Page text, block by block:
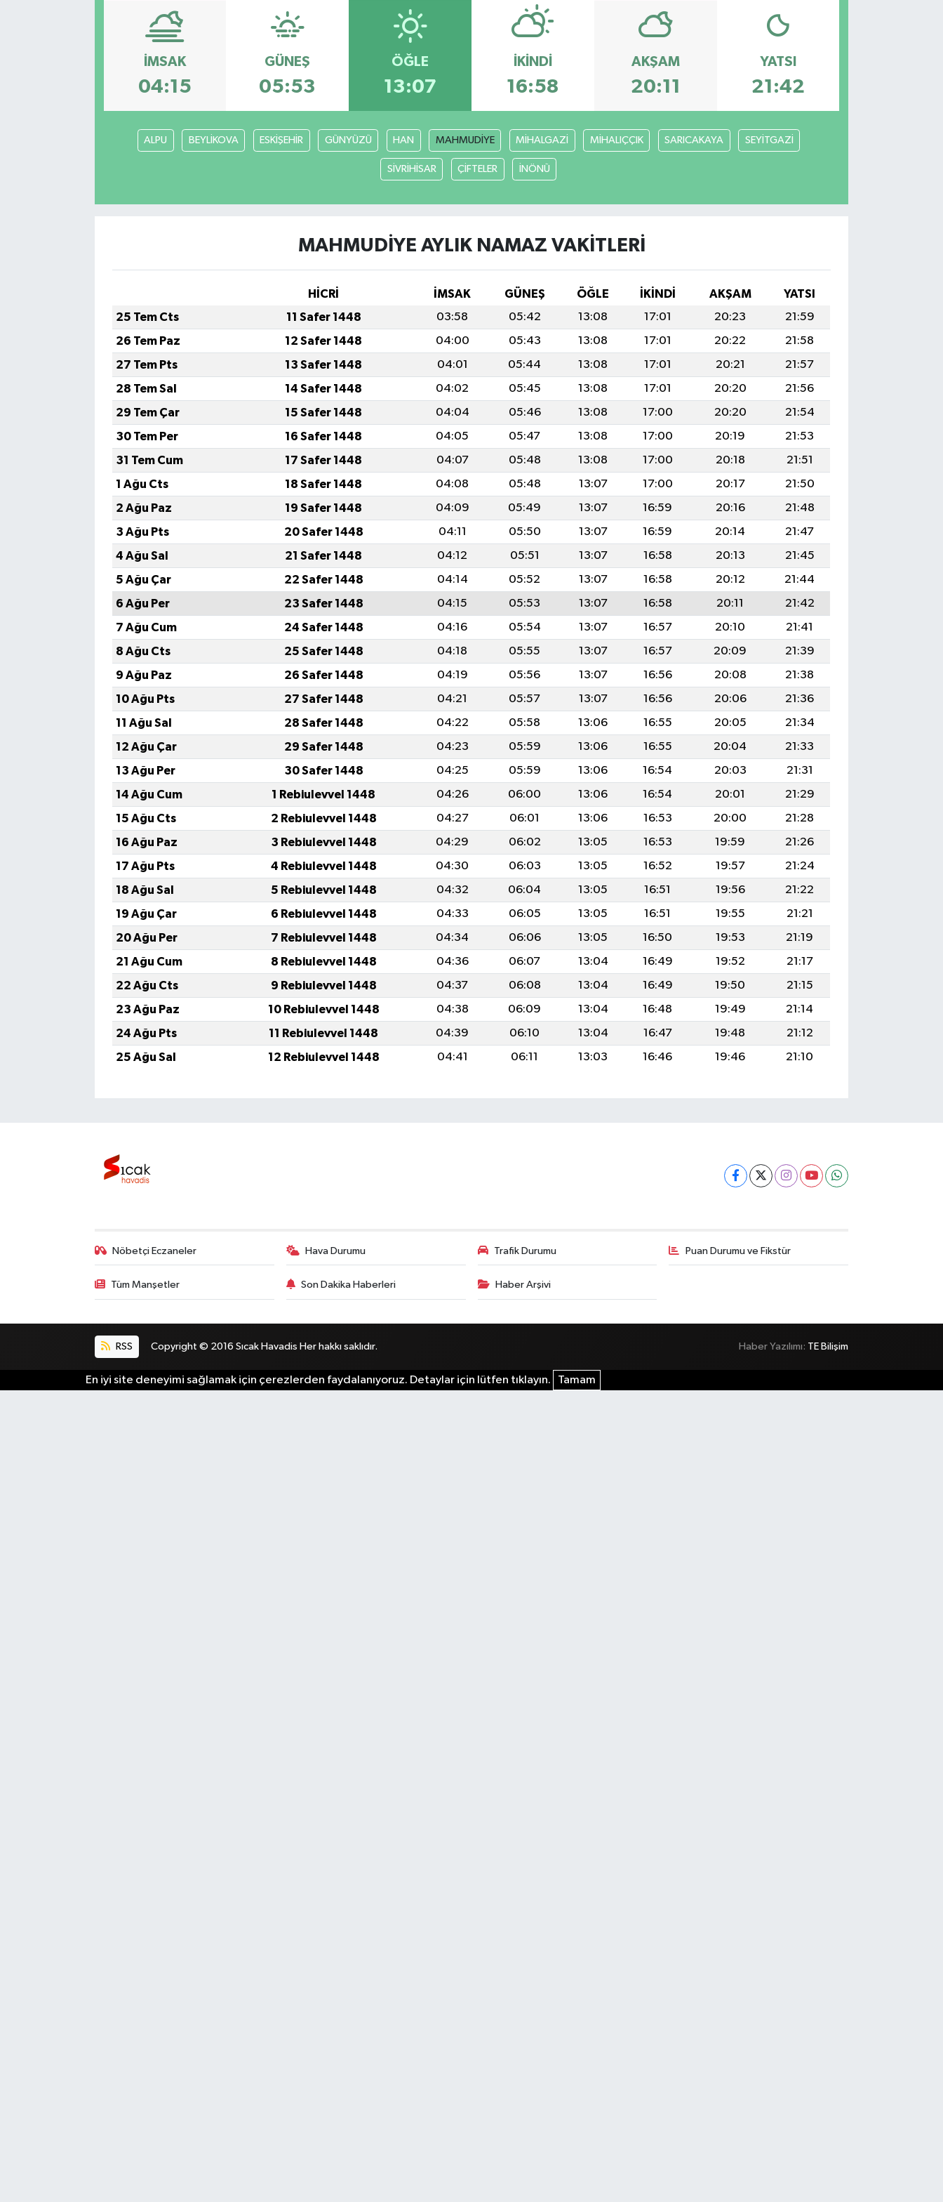
İMSAK
04:15
GÜNEŞ
05:53
ÖĞLE
13:07
İKINDI
16:58
AKŞAM
20:11
YATSI
21:42
ALPU BEYLİKOVA ESKİŞEHİR GÜNYÜZÜ HAN MAHMUDİYE MİHALGAZİ MİHALIÇÇIK SARICAKAYA SEYİTGAZİ
SİVRİHİSAR ÇİFTELER İNÖNÜ
MAHMUDİYE AYLIK NAMAZ VAKITLERI
HİCRİ İMSAK GÜNEŞ ÖĞLE İKINDI AKŞAM
YATSI
25 Tem Cts
11 Safer 1448 03:58 05:42 13:08 17:01 20:23
21:59
26 Tem Paz
12 Safer 1448 04:00 05:43 13:08 17:01 20:22
21:58
27 Tem Pts
13 Safer 1448 04:01 05:44 13:08 17:01 20:21
21:57
28 Tem Sal
14 Safer 1448 04:02 05:45 13:08 17:01 20:20
21:56
29 Tem Çar
15 Safer 1448 04:04 05:46 13:08 17:00 20:20
21:54
30 Tem Per
16 Safer 1448 04:05 05:47 13:08 17:00 20:19
21:53
31 Tem Cum
17 Safer 1448 04:07 05:48 13:08 17:00 20:18
21:51
1 Ağu Cts
18 Safer 1448 04:08 05:48 13:07 17:00 20:17
21:50
2 Ağu Paz
19 Safer 1448 04:09 05:49 13:07 16:59 20:16
21:48
3 Ağu Pts
20 Safer 1448 04:11 05:50 13:07 16:59 20:14
21:47
4 Ağu Sal
21 Safer 1448 04:12 05:51 13:07 16:58 20:13
21:45
5 Ağu Çar
22 Safer 1448 04:14 05:52 13:07 16:58 20:12
21:44
6 Ağu Per
23 Safer 1448 04:15 05:53 13:07 16:58 20:11
21:42
7 Ağu Cum
24 Safer 1448 04:16 05:54 13:07 16:57 20:10
21:41
8 Ağu Cts
25 Safer 1448 04:18 05:55 13:07 16:57 20:09
21:39
9 Ağu Paz
26 Safer 1448 04:19 05:56 13:07 16:56 20:08
21:38
10 Ağu Pts
27 Safer 1448 04:21 05:57 13:07 16:56 20:06
21:36
11 Ağu Sal
28 Safer 1448 04:22 05:58 13:06 16:55 20:05
21:34
12 Ağu Çar
29 Safer 1448 04:23 05:59 13:06 16:55 20:04
21:33
13 Ağu Per
30 Safer 1448 04:25 05:59 13:06 16:54 20:03
21:31
14 Ağu Cum
1 Rebiulevvel 1448 04:26 06:00 13:06 16:54 20:01
21:29
15 Ağu Cts
2 Rebiulevvel 1448 04:27 06:01 13:06 16:53 20:00
21:28
16 Ağu Paz
3 Rebiulevvel 1448 04:29 06:02 13:05 16:53 19:59
21:26
17 Ağu Pts
4 Rebiulevvel 1448 04:30 06:03 13:05 16:52 19:57
21:24
18 Ağu Sal
5 Rebiulevvel 1448 04:32 06:04 13:05 16:51 19:56
21:22
19 Ağu Çar
6 Rebiulevvel 1448 04:33 06:05 13:05 16:51 19:55
21:21
20 Ağu Per
7 Rebiulevvel 1448 04:34 06:06 13:05 16:50 19:53
21:19
21 Ağu Cum
8 Rebiulevvel 1448 04:36 06:07 13:04 16:49 19:52
21:17
22 Ağu Cts
9 Rebiulevvel 1448 04:37 06:08 13:04 16:49 19:50
21:15
23 Ağu Paz
10 Rebiulevvel 1448 04:38 06:09 13:04 16:48 19:49
21:14
24 Ağu Pts
11 Rebiulevvel 1448 04:39 06:10 13:04 16:47 19:48
21:12
25 Ağu Sal
12 Rebiulevvel 1448 04:41 06:11 13:03 16:46 19:46 21:10
Nöbetçi Eczaneler Hava Durumu Trafik Durumu Puan Durumu ve Fikstür
Tüm Manşetler Son Dakika Haberleri Haber Arşivi
RSS Copyright © 2016 Sıcak Havadis Her hakkı saklıdır. Haber Yazılımı: TE Bilişim
En iyi site deneyimi sağlamak için çerezlerden faydalanıyoruz. Detaylar için lütfen tıklayın. Tamam
Kültür & Sanat
Bilim, Teknoloji